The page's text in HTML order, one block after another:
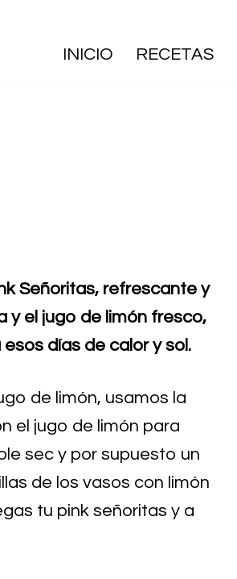
INICIO RECETAS
Señoritas, refrescante y
y el jugo de limón fresco,
días de calor y sol.
de limón, usamos la
el jugo de limón para
sec y por supuesto un
de los vasos con limón
tu pink señoritas y a